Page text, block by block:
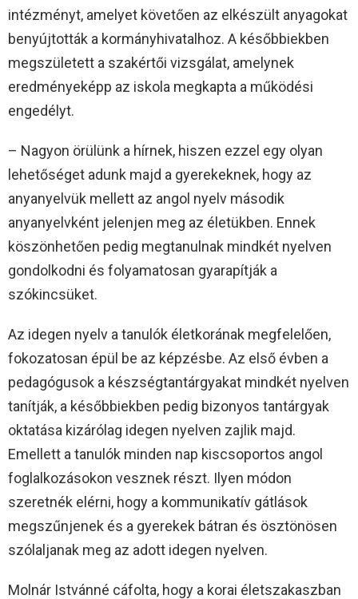
intézményt, amelyet követően az elkészült anyagokat
benyújtották a kormányhivatalhoz. A későbbiekben
megszületett a szakértői vizsgálat, amelynek
eredményeképp az iskola megkapta a működési
engedélyt.
– Nagyon örülünk a hírnek, hiszen ezzel egy olyan
lehetőséget adunk majd a gyerekeknek, hogy az
anyanyelvük mellett az angol nyelv második
anyanyelvként jelenjen meg az életükben. Ennek
köszönhetően pedig megtanulnak mindkét nyelven
gondolkodni és folyamatosan gyarapítják a
szókincsüket.
Az idegen nyelv a tanulók életkorának megfelelően,
fokozatosan épül be az képzésbe. Az első évben a
pedagógusok a készségtantárgyakat mindkét nyelven
tanítják, a későbbiekben pedig bizonyos tantárgyak
oktatása kizárólag idegen nyelven zajlik majd.
Emellett a tanulók minden nap kiscsoportos angol
foglalkozásokon vesznek részt. Ilyen módon
szeretnék elérni, hogy a kommunikatív gátlások
megszűnjenek és a gyerekek bátran és ösztönösen
szólaljanak meg az adott idegen nyelven.
Molnár Istvánné cáfolta, hogy a korai életszakaszban